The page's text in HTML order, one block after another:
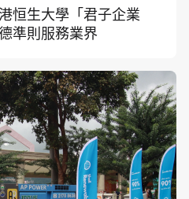
恒生大學「君子企業
準則服務業界